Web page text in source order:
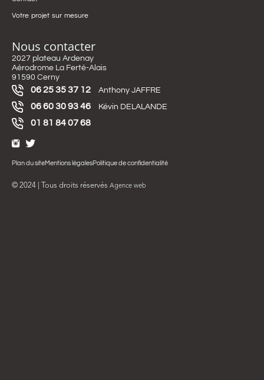
Votre projet sur mesure
Nous contacter
2027 plateau Ardenay
Aérodrome La Ferté-Alais
91590 Cerny
06 25 35 37 12 Anthony JAFFRE
06 60 30 93 46 Kévin DELALANDE
01 81 84 07 68
Plan du siteMentions légalesPolitique de confidentialité
© 2024 | Tous droits réservés Agence web